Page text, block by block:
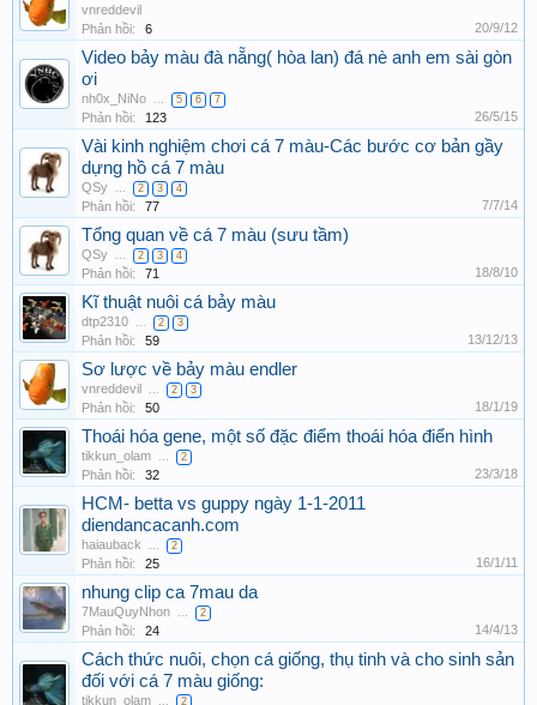
vnreddevil
Phản hồi:
6 20/9/12
Video bảy màu đà nẵng( hòa lan) đá nè anh em sài gòn
ơi
nh0x_NiNo 5 6 7
Phản hồi: 123 26/5/15
Vài kinh nghiệm chơi cá 7 màu-Các bước cơ bản gầy
dựng hồ cá 7 màu
QSy 2 3 4
Phản hồi: 77 7/7/14
Tổng quan về cá 7 màu (sưu tầm)
QSy 2 3 4
Phản hồi: 71 18/8/10
Kĩ thuật nuôi cá bảy màu
dtp2310 2 3
Phản hồi: 59 13/12/13
Sơ lược về bảy màu endler
vnreddevil 2 3
Phản hồi: 50 18/1/19
Thoái hóa gene, một số đặc điểm thoái hóa điển hình
tikkun_olam 2
Phản hồi: 32 23/3/18
HCM- betta vs guppy ngày 1-1-2011
diendancacanh.com
haiauback 2
Phản hồi: 25 16/1/11
nhung clip ca 7mau da
7MauQuyNhon 2
Phản hồi: 24 14/4/13
Cách thức nuôi, chọn cá giống, thụ tinh và cho sinh sản
đối với cá 7 màu giống:
tikkun_olam 2